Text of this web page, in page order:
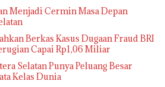
Menjadi Cermin Masa Depan
Berkas Kasus Dugaan Fraud BRI
Capai Rp1,06 Miliar
Selatan Punya Peluang Besar
Kelas Dunia